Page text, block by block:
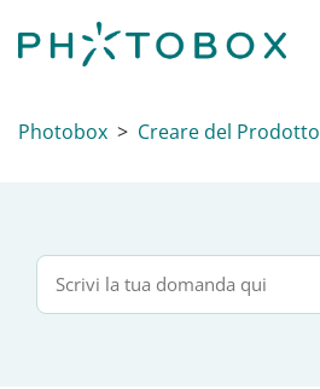
Photobox Creare del Prodotto